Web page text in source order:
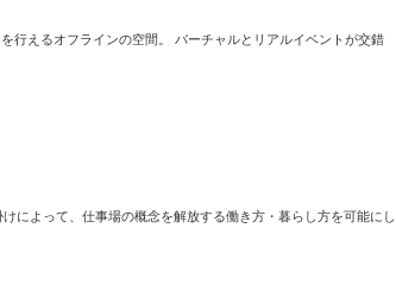
行えるオフラインの空間。 バーチャルとリアルイベントが交錯
によって、仕事場の概念を解放する働き方・暮らし方を可能にし